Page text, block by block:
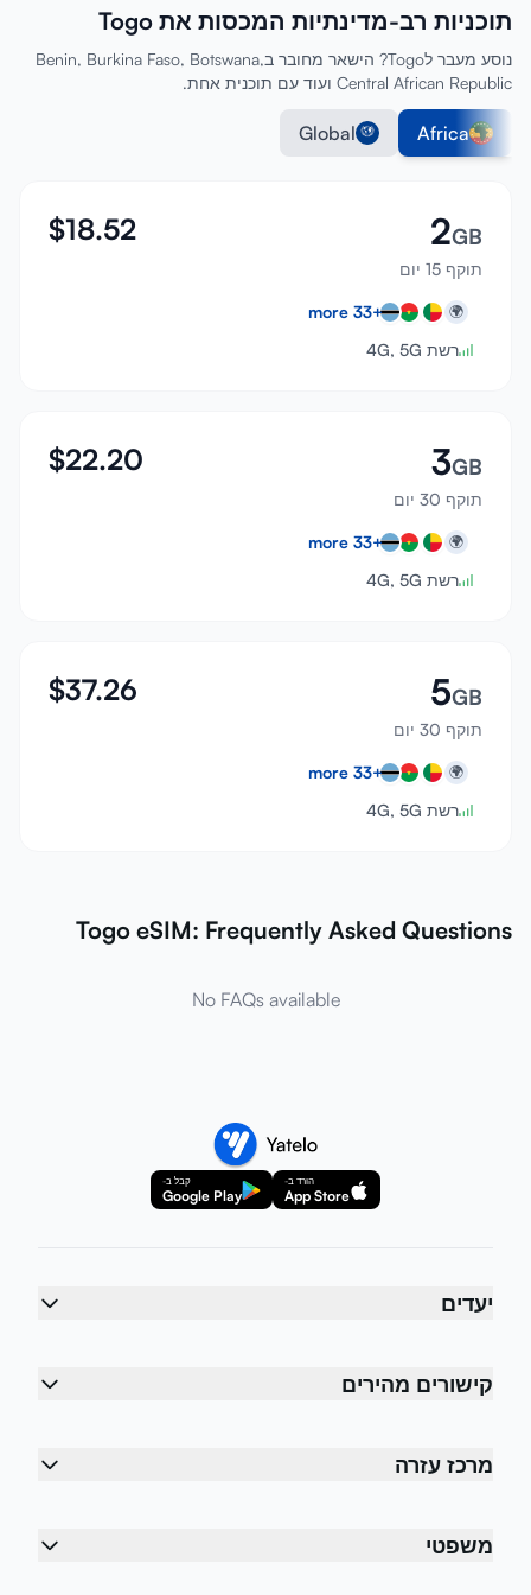
הרשמה
תוכניות רב-מדינתיות המכסות את Togo
נוסע מעבר לTogo? הישאר מחובר בBenin, Burkina Faso, Botswana,
Central African Republic ועוד עם תוכנית אחת.
Africa
Global
2GB
תוקף 15 יום
$18.52
🌍
+
33
רשת 4G, 5G
3GB
תוקף 30 יום
$22.20
🌍
+
33
רשת 4G, 5G
5GB
תוקף 30 יום
$37.26
🌍
+
33
רשת 4G, 5G
Togo eSIM: Frequently Asked Questions
No FAQs available
הורד ב-
App Store
קבל ב-
Google Play
יעדים
קישורים מהירים
מרכז עזרה
משפטי